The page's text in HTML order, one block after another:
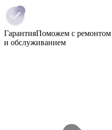
ГарантияПоможем с ремонтом
и обслуживанием